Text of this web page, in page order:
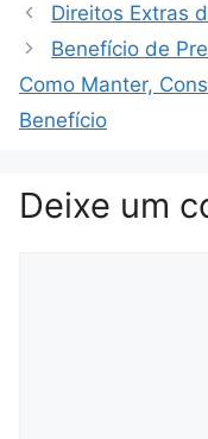
Direitos Extras
Benefício de
Como Manter,
Benefício
Deixe um